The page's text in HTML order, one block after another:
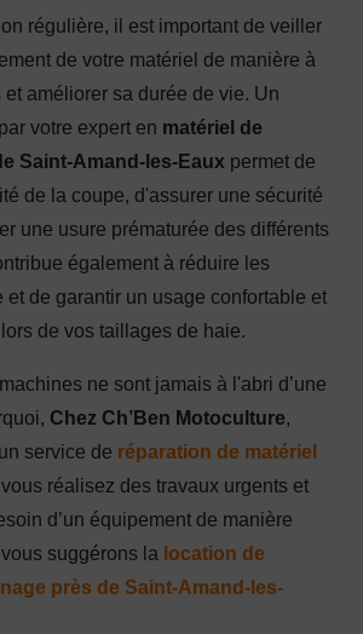
régulière, il est important de veiller
de votre matériel de manière à
améliorer sa durée de vie. Un
votre expert en matériel de
Saint-Amand-les-Eaux permet de
de la coupe, d'assurer une sécurité
une usure prématurée des différents
également à réduire les
et de garantir un usage confortable et
de vos taillages de haie.
ne sont jamais à l'abri d’une
Chez Ch’Ben Motoculture,
service de réparation de matériel
réalisez des travaux urgents et
d’un équipement de manière
suggérons la location de
près de Saint-Amand-les-